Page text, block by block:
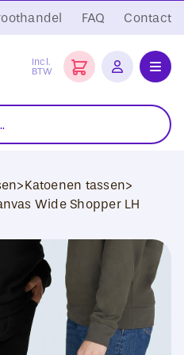
FAQ Contact
Incl.
BTW
>Katoenen tassen>
Wide Shopper LH